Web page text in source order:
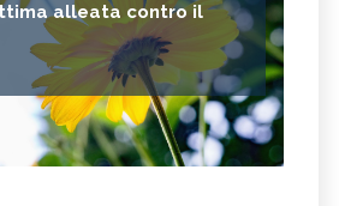
alleata contro il